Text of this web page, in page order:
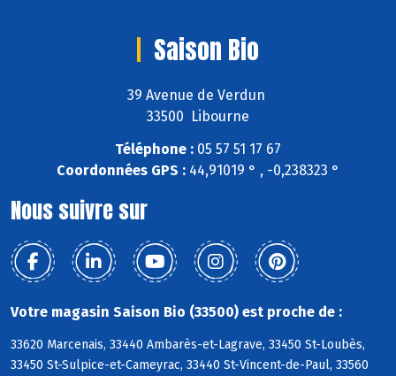
Saison Bio
39 Avenue de Verdun
33500 Libourne
Téléphone : 05 57 51 17 67
Coordonnées GPS : 44,91019 ° , -0,238323 °
Nous suivre sur
Votre magasin Saison Bio (33500) est proche de :
33620 Marcenais, 33440 Ambarès-et-Lagrave, 33450 St-Loubès,
33450 St-Sulpice-et-Cameyrac, 33440 St-Vincent-de-Paul, 33560